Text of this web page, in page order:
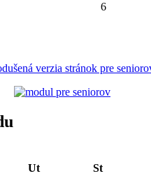
6
verzia stránok pre
Ut St